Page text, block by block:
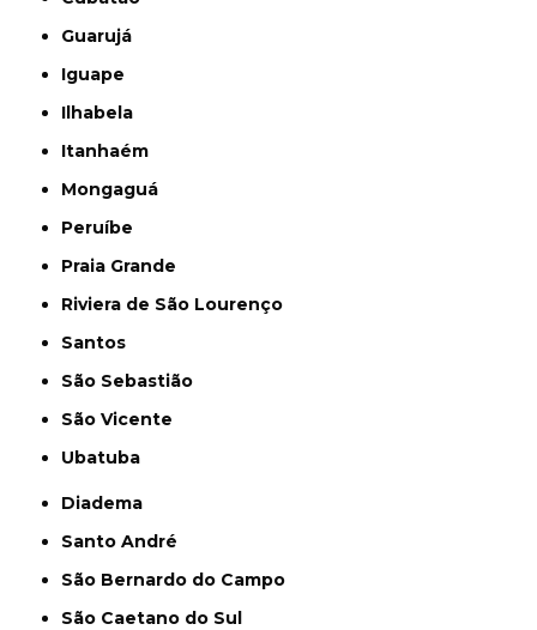
Guarujá
Iguape
Ilhabela
Itanhaém
Mongaguá
Peruíbe
Praia Grande
Riviera de São Lourenço
Santos
São Sebastião
São Vicente
Ubatuba
Diadema
Santo André
São Bernardo do Campo
São Caetano do Sul